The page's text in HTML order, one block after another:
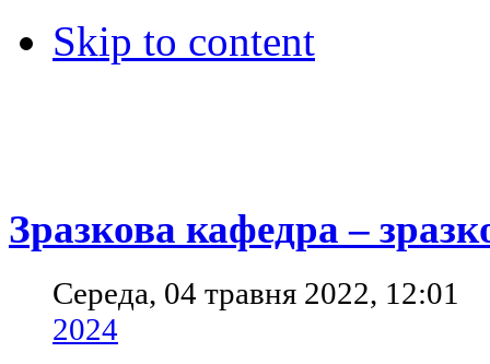
Skip to content
Зразкова кафедра –
Середа, 04 травня 2022, 12:01
2024